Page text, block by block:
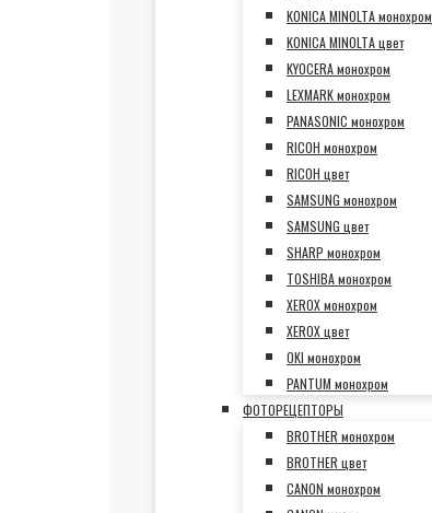
KONICA MINOLTA монохром
KONICA MINOLTA цвет
KYOCERA монохром
LEXMARK монохром
PANASONIC монохром
RICOH монохром
RICOH цвет
SAMSUNG монохром
SAMSUNG цвет
SHARP монохром
TOSHIBA монохром
XEROX монохром
XEROX цвет
OKI монохром
PANTUM монохром
ФОТОРЕЦЕПТОРЫ
BROTHER монохром
BROTHER цвет
CANON монохром